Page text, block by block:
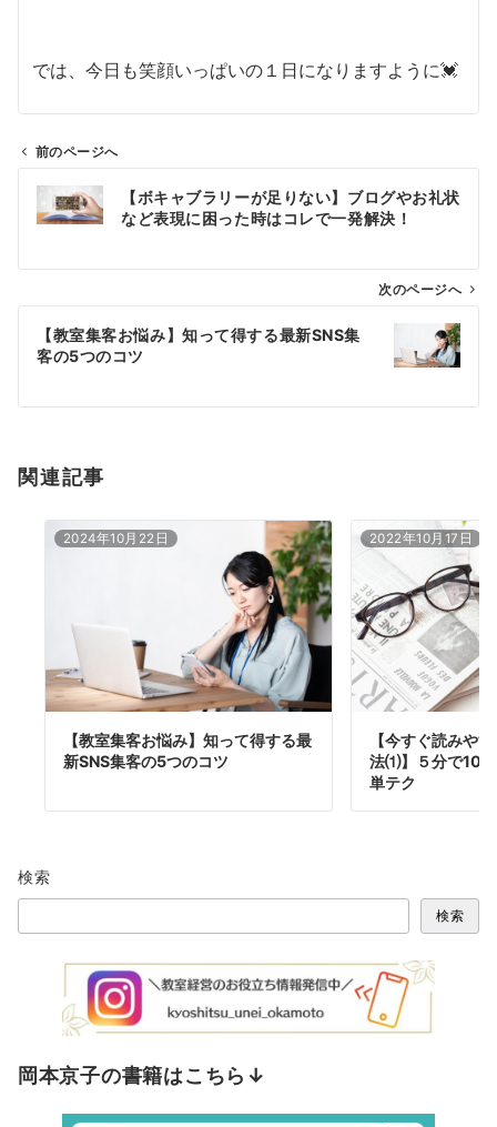
では、今日も笑顔いっぱいの１日になりますように💓
ン
前のページへ
【ボキャブラリーが足りない】ブログやお礼状
など表現に困った時はコレで一発解決！
次のページへ
【教室集客お悩み】知って得する最新SNS集
客の5つのコツ
関連記事
2024年10月22日
【教室集客お悩み】知って得する最
新SNS集客の5つのコツ
2022年10月17日
【今すぐ読みや
法⑴】５分で10
単テク
検索
検索
岡本京子の書籍はこちら↓